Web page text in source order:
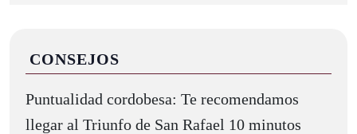
CONSEJOS
Puntualidad cordobesa: Te recomendamos
llegar al Triunfo de San Rafael 10 minutos